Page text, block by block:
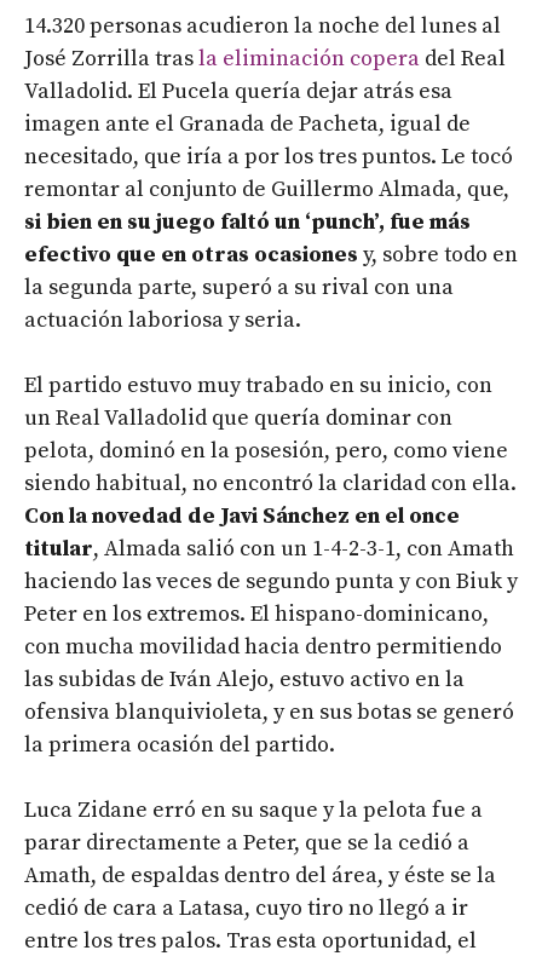
14.320 personas acudieron la noche del lunes al
José Zorrilla trasla eliminación copera del Real
Valladolid. El Pucela quería dejar atrás esa
imagen ante el Granada de Pacheta, igual de
necesitado, que iría a por los tres puntos. Le tocó
remontar al conjunto de Guillermo Almada, que,
si bien en su juego faltó un ‘punch’, fue más
efectivo que en otras ocasiones y, sobre todo en
la segunda parte, superó a su rival con una
actuación laboriosa y seria.
El partido estuvo muy trabado en su inicio, con
un Real Valladolid que quería dominar con
pelota, dominó en la posesión, pero, como viene
siendo habitual, no encontró la claridad con ella.
Con la novedad de Javi Sánchez en el once
titular, Almada salió con un 1-4-2-3-1, con Amath
haciendo las veces de segundo punta y con Biuk y
Peter en los extremos. El hispano-dominicano,
con mucha movilidad hacia dentro permitiendo
las subidas de Iván Alejo, estuvo activo en la
ofensiva blanquivioleta, y en sus botas se generó
la primera ocasión del partido.
Luca Zidane erró en su saque y la pelota fue a
parar directamente a Peter, que se la cedió a
Amath, de espaldas dentro del área, y éste se la
cedió de cara a Latasa, cuyo tiro no llegó a ir
entre los tres palos. Tras esta oportunidad, el